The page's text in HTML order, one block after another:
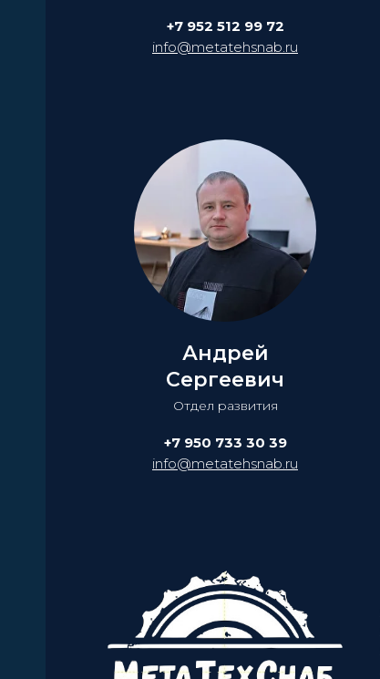
+7 952 512 99 72
info@metatehsnab.ru
Андрей
Сергеевич
Отдел развития
+7 950 733 30 39
info@metatehsnab.ru